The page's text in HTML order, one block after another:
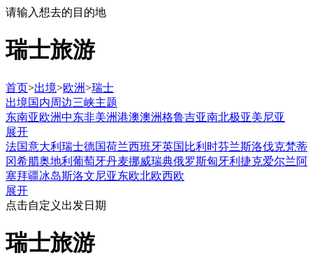
请输入想去的目的地
瑞士旅游
首页>出境>欧洲>瑞士
出境国内周边三峡主题
东南亚欧洲中东非美洲港澳澳洲格鲁吉亚南北极亚美尼亚
展开
法国意大利 瑞士德国荷兰西班牙英国 比利时芬兰斯洛伐克梵蒂
冈希腊奥地利 葡萄牙丹麦挪威瑞典俄罗斯匈牙利 捷克爱尔兰阿
塞拜疆冰岛斯洛文尼亚东欧北欧西欧
展开
点击自定义出发日期
瑞士旅游